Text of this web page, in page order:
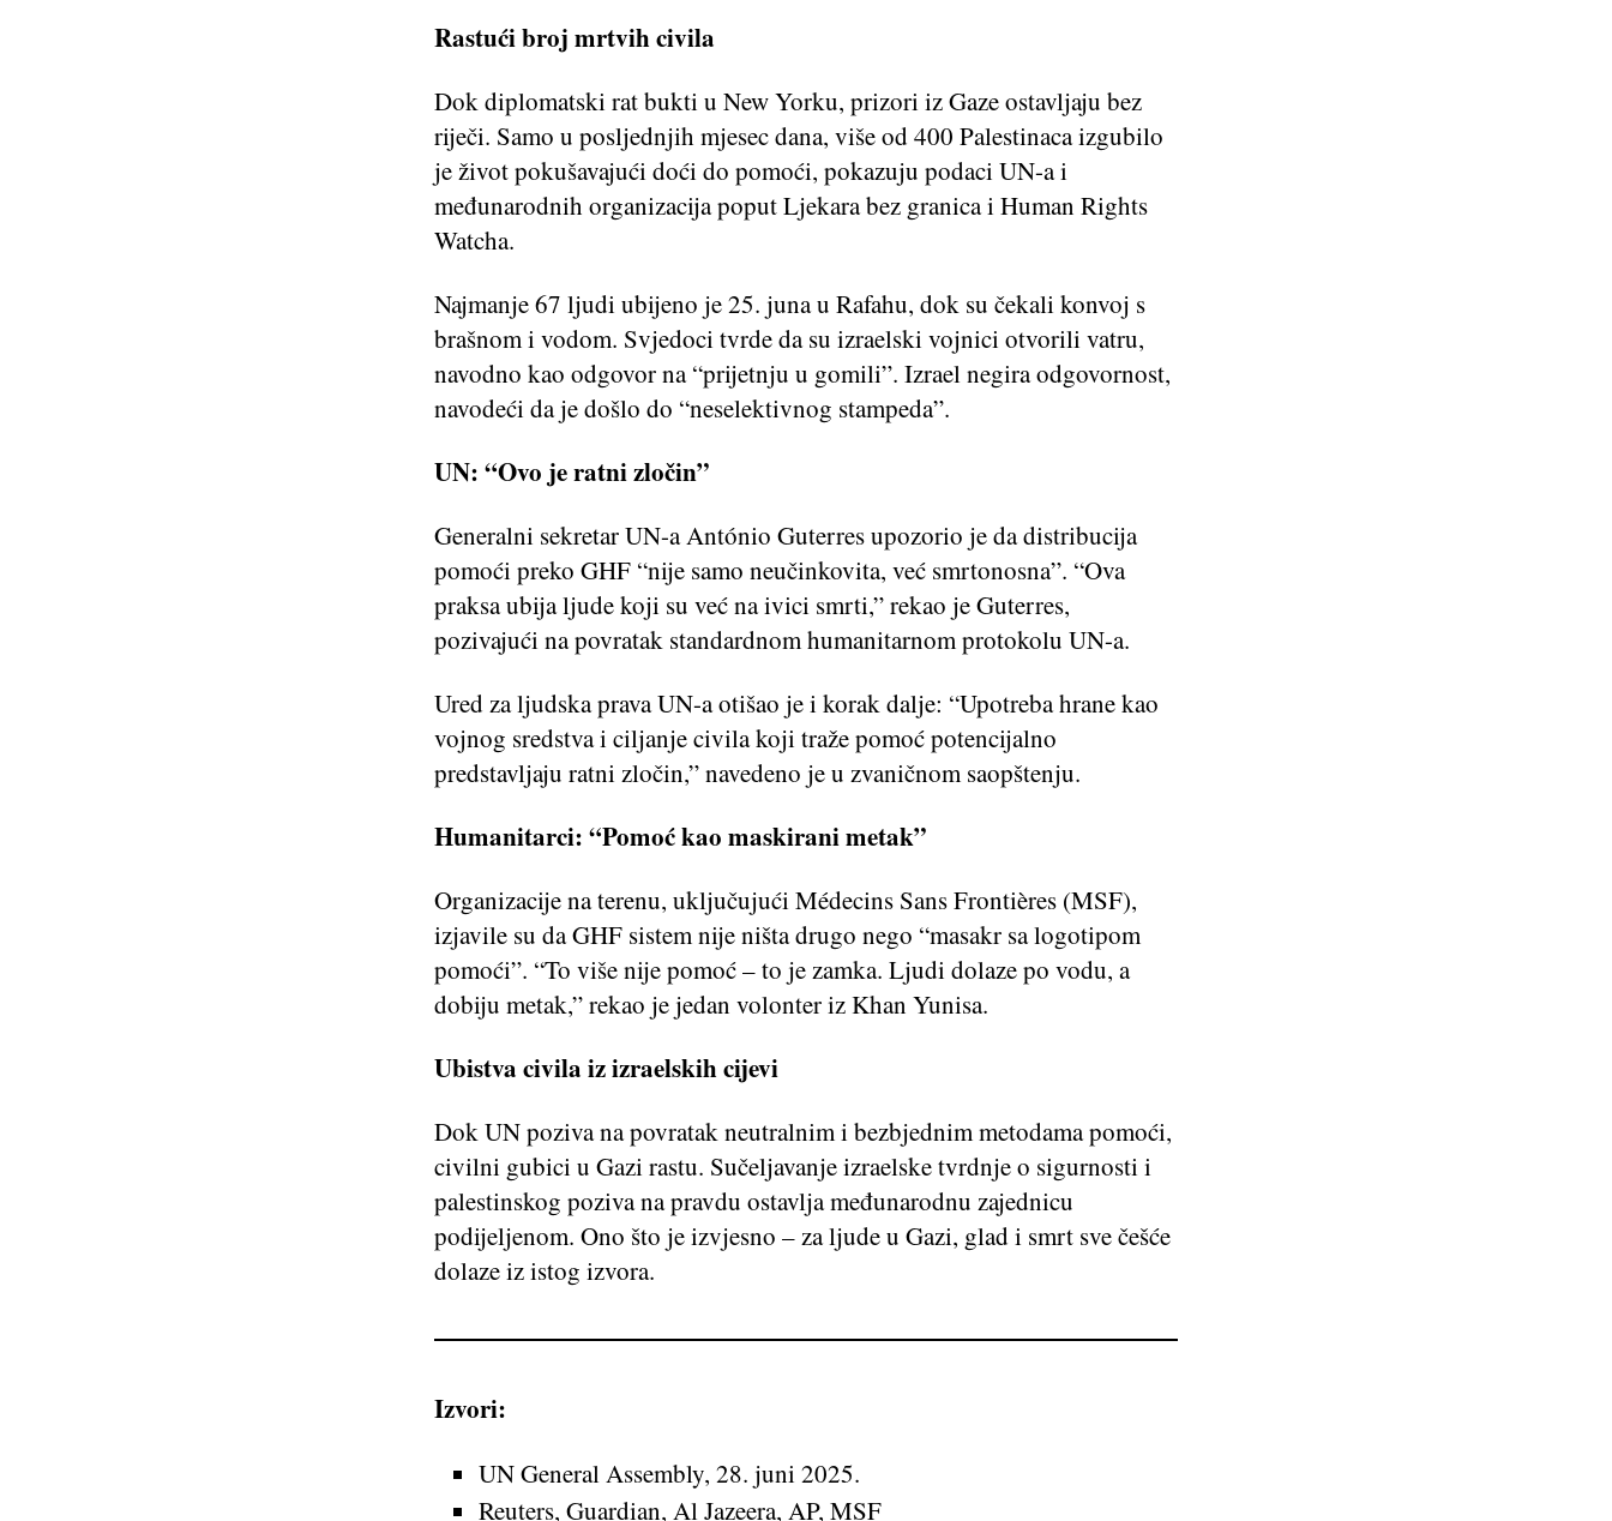
Rastući broj mrtvih civila
Dok diplomatski rat bukti u New Yorku, prizori iz Gaze ostavljaju bez
riječi. Samo u posljednjih mjesec dana, više od 400 Palestinaca izgubilo
je život pokušavajući doći do pomoći, pokazuju podaci UN-a i
međunarodnih organizacija poput Ljekara bez granica i Human Rights
Watcha.
Najmanje 67 ljudi ubijeno je 25. juna u Rafahu, dok su čekali konvoj s
brašnom i vodom. Svjedoci tvrde da su izraelski vojnici otvorili vatru,
navodno kao odgovor na “prijetnju u gomili”. Izrael negira odgovornost,
navodeći da je došlo do “neselektivnog stampeda”.
UN: “Ovo je ratni zločin”
Generalni sekretar UN-a António Guterres upozorio je da distribucija
pomoći preko GHF “nije samo neučinkovita, već smrtonosna”. “Ova
praksa ubija ljude koji su već na ivici smrti,” rekao je Guterres,
pozivajući na povratak standardnom humanitarnom protokolu UN-a.
Ured za ljudska prava UN-a otišao je i korak dalje: “Upotreba hrane kao
vojnog sredstva i ciljanje civila koji traže pomoć potencijalno
predstavljaju ratni zločin,” navedeno je u zvaničnom saopštenju.
Humanitarci: “Pomoć kao maskirani metak”
Organizacije na terenu, uključujući Médecins Sans Frontières (MSF),
izjavile su da GHF sistem nije ništa drugo nego “masakr sa logotipom
pomoći”. “To više nije pomoć – to je zamka. Ljudi dolaze po vodu, a
dobiju metak,” rekao je jedan volonter iz Khan Yunisa.
Ubistva civila iz izraelskih cijevi
Dok UN poziva na povratak neutralnim i bezbjednim metodama pomoći,
civilni gubici u Gazi rastu. Sučeljavanje izraelske tvrdnje o sigurnosti i
palestinskog poziva na pravdu ostavlja međunarodnu zajednicu
podijeljenom. Ono što je izvjesno – za ljude u Gazi, glad i smrt sve češće
dolaze iz istog izvora.
Izvori:
UN General Assembly, 28. juni 2025.
Reuters, Guardian, Al Jazeera, AP, MSF